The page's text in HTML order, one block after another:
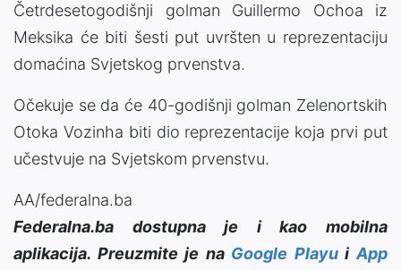
Četrdesetogodišnji golman Guillermo Ochoa iz
Meksika će biti šesti put uvršten u reprezentaciju
domaćina Svjetskog prvenstva.
Očekuje se da će 40-godišnji golman Zelenortskih
Otoka Vozinha biti dio reprezentacije koja prvi put
učestvuje na Svjetskom prvenstvu.
AA/federalna.ba
Federalna.ba dostupna je i kao mobilna
aplikacija. Preuzmite je na Google PlayuiApp